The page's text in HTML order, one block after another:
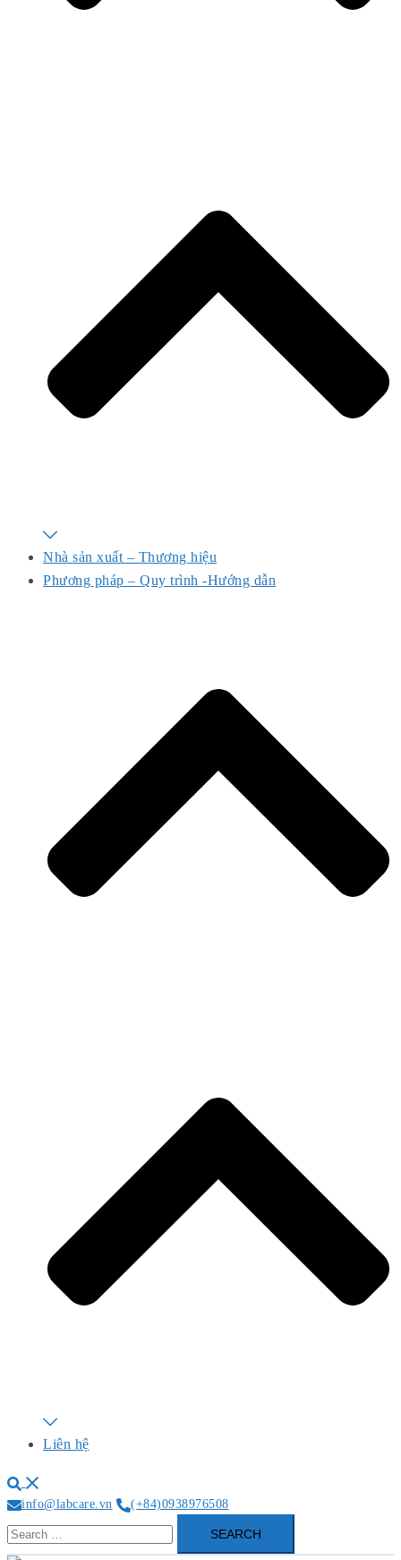
Nhà sản xuất – Thương hiệu
Phương pháp – Quy trình -Hướng dẫn
Liên hệ
Search
info@labcare.vn
(+84)0938976508
Search
for: